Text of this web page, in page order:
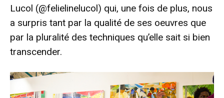
Lucol (@felielinelucol) qui, une fois de plus, nous
a surpris tant par la qualité de ses oeuvres que
par la pluralité des techniques qu’elle sait si bien
transcender.